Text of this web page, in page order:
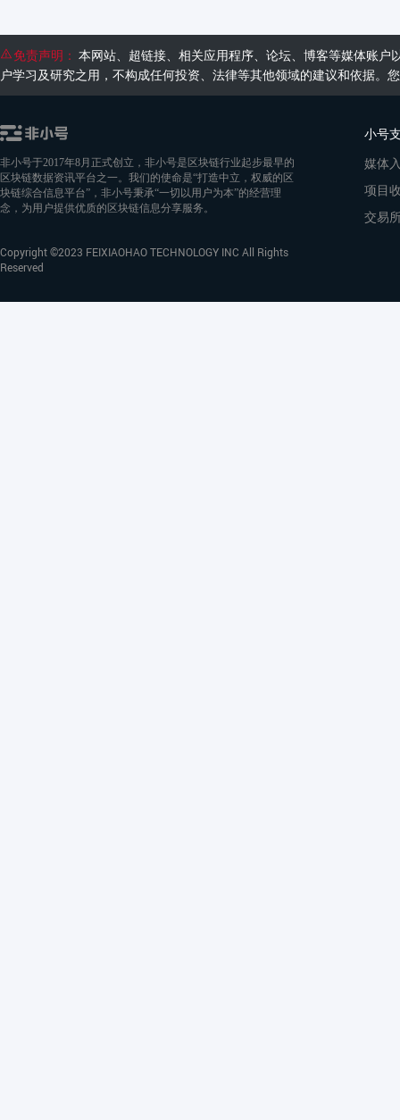
免责声明： 本网站、超链接、相关应用程序、论坛、博客等媒体账
户学习及研究之用，不构成任何投资、法律等其他领域的建议和依据
非小号于2017年8月正式创立，非小号是区块链行业起步最早的
区块链数据资讯平台之一。我们的使命是“打造中立，权威的区
块链综合信息平台”，非小号秉承“一切以用户为本”的经营理
念，为用户提供优质的区块链信息分享服务。
Copyright ©2023 FEIXIAOHAO TECHNOLOGY INC All Rights
Reserved
小号
媒体
项目
交易